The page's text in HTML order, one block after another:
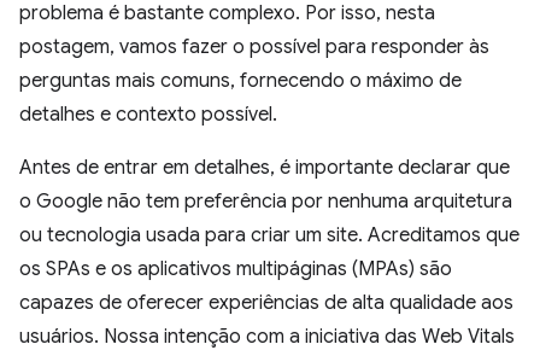
problema é bastante complexo. Por isso, nesta
postagem, vamos fazer o possível para responder às
perguntas mais comuns, fornecendo o máximo de
detalhes e contexto possível.
Antes de entrar em detalhes, é importante declarar que
o Google não tem preferência por nenhuma arquitetura
ou tecnologia usada para criar um site. Acreditamos que
os SPAs e os aplicativos multipáginas (MPAs) são
capazes de oferecer experiências de alta qualidade aos
usuários. Nossa intenção com a iniciativa das Web Vitals